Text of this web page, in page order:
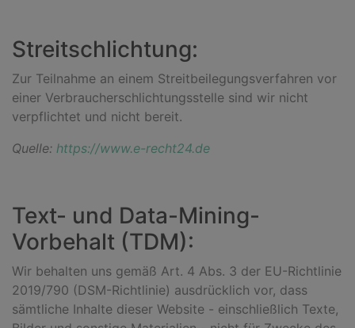
Streitschlichtung:
Zur Teilnahme an einem Streitbeilegungsverfahren vor
einer Verbraucherschlichtungsstelle sind wir nicht
verpflichtet und nicht bereit.
Quelle: https://www.e-recht24.de
Text- und Data-Mining-
Vorbehalt (TDM):
Wir behalten uns gemäß Art. 4 Abs. 3 der EU-Richtlinie
2019/790 (DSM-Richtlinie) ausdrücklich vor, dass
sämtliche Inhalte dieser Website - einschließlich Texte,